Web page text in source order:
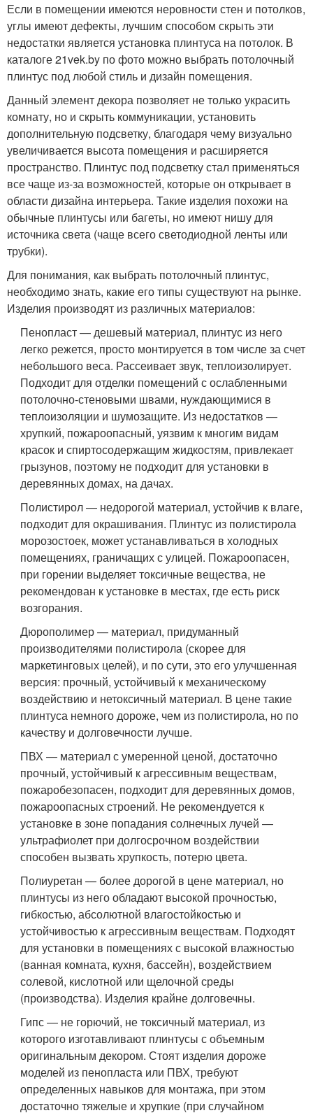
Если в помещении имеются неровности стен и потолков,
углы имеют дефекты, лучшим способом скрыть эти
недостатки является установка плинтуса на потолок. В
каталоге 21vek.by по фото можно выбрать потолочный
плинтус под любой стиль и дизайн помещения.
Данный элемент декора позволяет не только украсить
комнату, но и скрыть коммуникации, установить
дополнительную подсветку, благодаря чему визуально
увеличивается высота помещения и расширяется
пространство. Плинтус под подсветку стал применяться
все чаще из-за возможностей, которые он открывает в
области дизайна интерьера. Такие изделия похожи на
обычные плинтусы или багеты, но имеют нишу для
источника света (чаще всего светодиодной ленты или
трубки).
Для понимания, как выбрать потолочный плинтус,
необходимо знать, какие его типы существуют на рынке.
Изделия производят из различных материалов:
Пенопласт — дешевый материал, плинтус из него
легко режется, просто монтируется в том числе за счет
небольшого веса. Рассеивает звук, теплоизолирует.
Подходит для отделки помещений с ослабленными
потолочно-стеновыми швами, нуждающимися в
теплоизоляции и шумозащите. Из недостатков —
хрупкий, пожароопасный, уязвим к многим видам
красок и спиртосодержащим жидкостям, привлекает
грызунов, поэтому не подходит для установки в
деревянных домах, на дачах.
Полистирол — недорогой материал, устойчив к влаге,
подходит для окрашивания. Плинтус из полистирола
морозостоек, может устанавливаться в холодных
помещениях, граничащих с улицей. Пожароопасен,
при горении выделяет токсичные вещества, не
рекомендован к установке в местах, где есть риск
возгорания.
Дюрополимер — материал, придуманный
производителями полистирола (скорее для
маркетинговых целей), и по сути, это его улучшенная
версия: прочный, устойчивый к механическому
воздействию и нетоксичный материал. В цене такие
плинтуса немного дороже, чем из полистирола, но по
качеству и долговечности лучше.
ПВХ — материал с умеренной ценой, достаточно
прочный, устойчивый к агрессивным веществам,
пожаробезопасен, подходит для деревянных домов,
пожароопасных строений. Не рекомендуется к
установке в зоне попадания солнечных лучей —
ультрафиолет при долгосрочном воздействии
способен вызвать хрупкость, потерю цвета.
Полиуретан — более дорогой в цене материал, но
плинтусы из него обладают высокой прочностью,
гибкостью, абсолютной влагостойкостью и
устойчивостью к агрессивным веществам. Подходят
для установки в помещениях с высокой влажностью
(ванная комната, кухня, бассейн), воздействием
солевой, кислотной или щелочной среды
(производства). Изделия крайне долговечны.
Гипс — не горючий, не токсичный материал, из
которого изготавливают плинтусы с объемным
оригинальным декором. Стоят изделия дороже
моделей из пенопласта или ПВХ, требуют
определенных навыков для монтажа, при этом
достаточно тяжелые и хрупкие (при случайном